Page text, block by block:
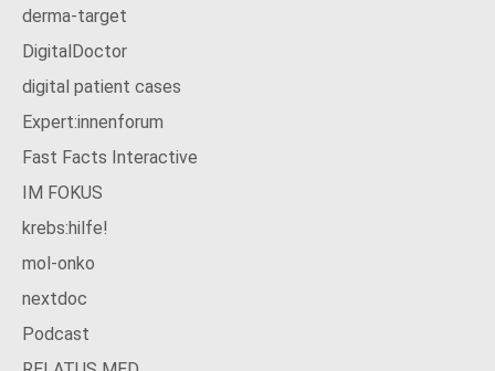
derma-target
DigitalDoctor
digital patient cases
Expert:innenforum
Fast Facts Interactive
IM FOKUS
krebs:hilfe!
mol-onko
nextdoc
Podcast